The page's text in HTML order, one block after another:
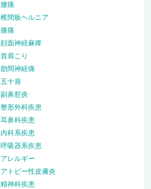
腰痛
椎間板ヘルニア
膝痛
顔面神経麻痺
首肩こり
肋間神経痛
五十肩
副鼻腔炎
整形外科疾患
耳鼻科疾患
内科系疾患
呼吸器系疾患
アレルギー
アトピー性皮膚炎
精神科疾患